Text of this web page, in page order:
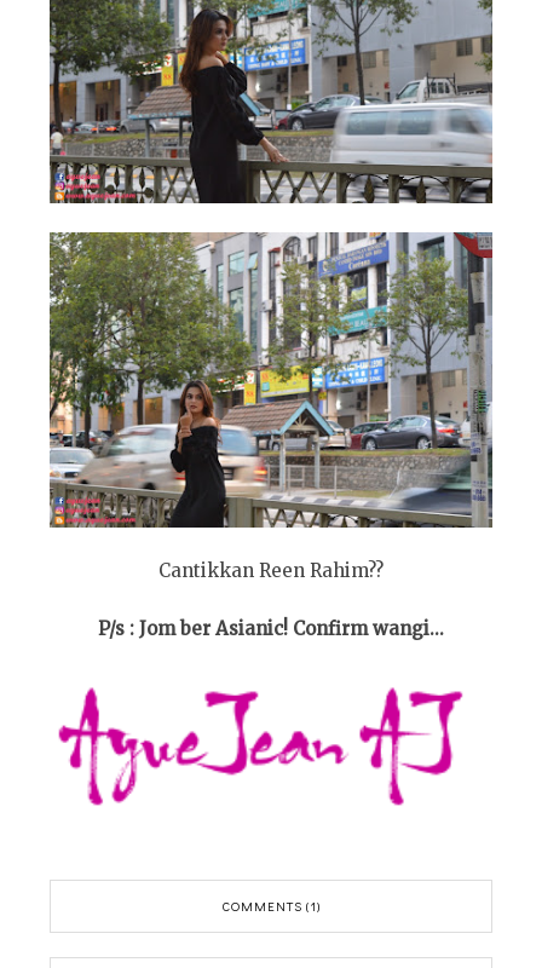
Cantikkan Reen Rahim??
P/s : Jom ber Asianic! Confirm wangi...
COMMENTS (1)